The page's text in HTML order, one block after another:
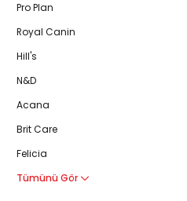
Pro Plan
Royal Canin
Hill's
N&D
Acana
Brit Care
Felicia
Tümünü Gör